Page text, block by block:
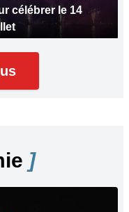
célébrer le 14
]